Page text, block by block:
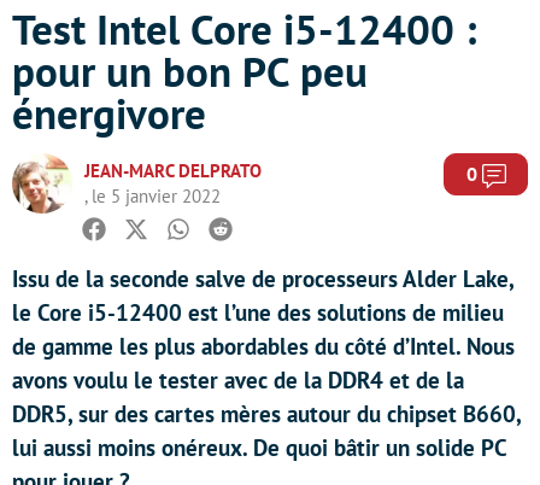
Test Intel Core i5-12400 :
pour un bon PC peu
énergivore
JEAN-MARC DELPRATO
, le 5 janvier 2022
0
Facebook
TwitterWhatsapp
Reddit
Issu de la seconde salve de processeurs Alder Lake,
le Core i5-12400 est l’une des solutions de milieu
de gamme les plus abordables du côté d’Intel. Nous
avons voulu le tester avec de la DDR4 et de la
DDR5, sur des cartes mères autour du chipset B660,
lui aussi moins onéreux. De quoi bâtir un solide PC